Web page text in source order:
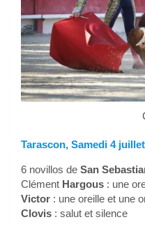
Tarascon, Samedi 4
6 novillos de San
Clément Hargous : une
Victor : une oreille et une
Clovis : salut et silence